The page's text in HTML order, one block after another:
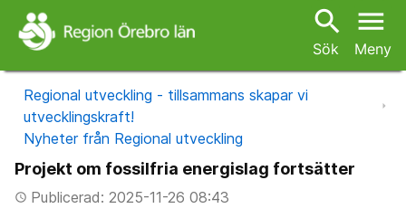
search
Sök
menu
Meny
Regional utveckling - tillsammans skapar vi
utvecklingskraft!
Nyheter från Regional utveckling
Projekt om fossilfria energislag fortsätter
access_timePublicerad: 2025-11-26 08:43